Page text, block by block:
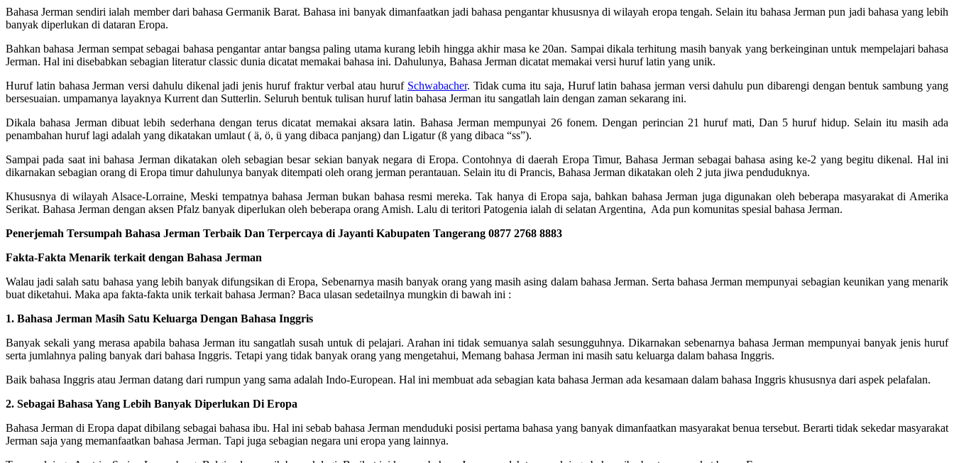
Bahasa Jerman sendiri ialah member dari bahasa Germanik Barat. Bahasa ini banyak dimanfaatkan jadi bahasa pengantar khususnya di wilayah eropa tengah. Selain itu bahasa Jerman pun jadi bahasa yang lebih
banyak diperlukan di dataran Eropa.
Bahkan bahasa Jerman sempat sebagai bahasa pengantar antar bangsa paling utama kurang lebih hingga akhir masa ke 20an. Sampai dikala terhitung masih banyak yang berkeinginan untuk mempelajari bahasa
Jerman. Hal ini disebabkan sebagian literatur classic dunia dicatat memakai bahasa ini. Dahulunya, Bahasa Jerman dicatat memakai versi huruf latin yang unik.
Huruf latin bahasa Jerman versi dahulu dikenal jadi jenis huruf fraktur verbal atau huruf Schwabacher. Tidak cuma itu saja, Huruf latin bahasa jerman versi dahulu pun dibarengi dengan bentuk sambung yang
bersesuaian. umpamanya layaknya Kurrent dan Sutterlin. Seluruh bentuk tulisan huruf latin bahasa Jerman itu sangatlah lain dengan zaman sekarang ini.
Dikala bahasa Jerman dibuat lebih sederhana dengan terus dicatat memakai aksara latin. Bahasa Jerman mempunyai 26 fonem. Dengan perincian 21 huruf mati, Dan 5 huruf hidup. Selain itu masih ada
penambahan huruf lagi adalah yang dikatakan umlaut ( ä, ö, ü yang dibaca panjang) dan Ligatur (ß yang dibaca “ss”).
Sampai pada saat ini bahasa Jerman dikatakan oleh sebagian besar sekian banyak negara di Eropa. Contohnya di daerah Eropa Timur, Bahasa Jerman sebagai bahasa asing ke-2 yang begitu dikenal. Hal ini
dikarnakan sebagian orang di Eropa timur dahulunya banyak ditempati oleh orang jerman perantauan. Selain itu di Prancis, Bahasa Jerman dikatakan oleh 2 juta jiwa penduduknya.
Khususnya di wilayah Alsace-Lorraine, Meski tempatnya bahasa Jerman bukan bahasa resmi mereka. Tak hanya di Eropa saja, bahkan bahasa Jerman juga digunakan oleh beberapa masyarakat di Amerika
Serikat. Bahasa Jerman dengan aksen Pfalz banyak diperlukan oleh beberapa orang Amish. Lalu di teritori Patogenia ialah di selatan Argentina, Ada pun komunitas spesial bahasa Jerman.
Penerjemah Tersumpah Bahasa Jerman Terbaik Dan Terpercaya di Jayanti Kabupaten Tangerang 0877 2768 8883
Fakta-Fakta Menarik terkait dengan Bahasa Jerman
Walau jadi salah satu bahasa yang lebih banyak difungsikan di Eropa, Sebenarnya masih banyak orang yang masih asing dalam bahasa Jerman. Serta bahasa Jerman mempunyai sebagian keunikan yang menarik
buat diketahui. Maka apa fakta-fakta unik terkait bahasa Jerman? Baca ulasan sedetailnya mungkin di bawah ini :
1. Bahasa Jerman Masih Satu Keluarga Dengan Bahasa Inggris
Banyak sekali yang merasa apabila bahasa Jerman itu sangatlah susah untuk di pelajari. Arahan ini tidak semuanya salah sesungguhnya. Dikarnakan sebenarnya bahasa Jerman mempunyai banyak jenis huruf
serta jumlahnya paling banyak dari bahasa Inggris. Tetapi yang tidak banyak orang yang mengetahui, Memang bahasa Jerman ini masih satu keluarga dalam bahasa Inggris.
Baik bahasa Inggris atau Jerman datang dari rumpun yang sama adalah Indo-European. Hal ini membuat ada sebagian kata bahasa Jerman ada kesamaan dalam bahasa Inggris khususnya dari aspek pelafalan.
2. Sebagai Bahasa Yang Lebih Banyak Diperlukan Di Eropa
Bahasa Jerman di Eropa dapat dibilang sebagai bahasa ibu. Hal ini sebab bahasa Jerman menduduki posisi pertama bahasa yang banyak dimanfaatkan masyarakat benua tersebut. Berarti tidak sekedar masyarakat
Jerman saja yang memanfaatkan bahasa Jerman. Tapi juga sebagian negara uni eropa yang lainnya.